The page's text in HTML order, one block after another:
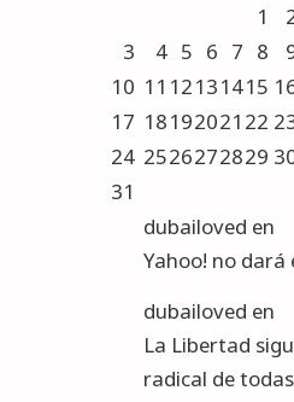
1
3
4 5 6 7 8
10 11 12131415
17 18192021 22
24 2526272829
31
dubailoved en
Yahoo! no dará
dubailoved en
La Libertad
radical de todas